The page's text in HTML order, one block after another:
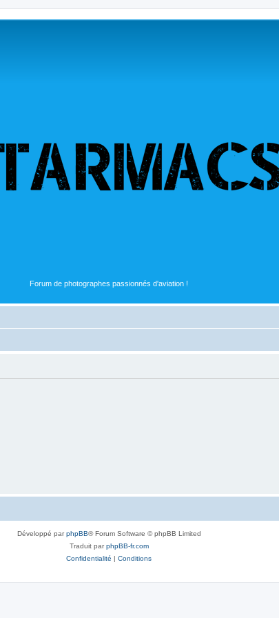
Forum de photographes passionnés d'aviation !
Développé parphpBB® Forum Software © phpBB Limited
Traduit parphpBB-fr.com
Confidentialité | Conditions